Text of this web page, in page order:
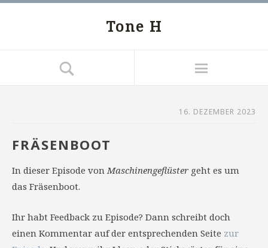
Tone H
16. DEZEMBER 2023
FRÄSENBOOT
In dieser Episode vonMaschinengeflüster geht es um
das Fräsenboot.
Ihr habt Feedback zu Episode? Dann schreibt doch
einen Kommentar auf der entsprechenden Seite zur